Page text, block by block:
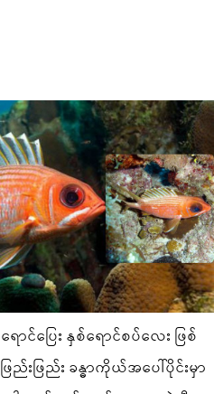
ာင်ပြေး နှစ်ရောင်စပ်လေး ဖြစ်
ြည်းဖြည်း ခန္ဓာကိုယ်အပေါ်ပိုင်းမှာ